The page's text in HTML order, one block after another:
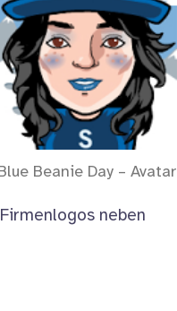
Blue Beanie Day – Avatar
neben